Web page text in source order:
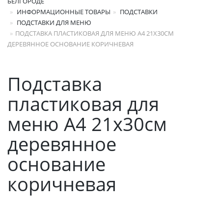
ИНФОРМАЦИОННЫЕ ТОВАРЫ
ПОДСТАВКИ
ПОДСТАВКИ ДЛЯ МЕНЮ
ПОДСТАВКА ПЛАСТИКОВАЯ ДЛЯ МЕНЮ А4 21Х30СМ
ДЕРЕВЯННОЕ ОСНОВАНИЕ КОРИЧНЕВАЯ
Подставка
пластиковая для
меню А4 21х30см
деревянное
основание
коричневая